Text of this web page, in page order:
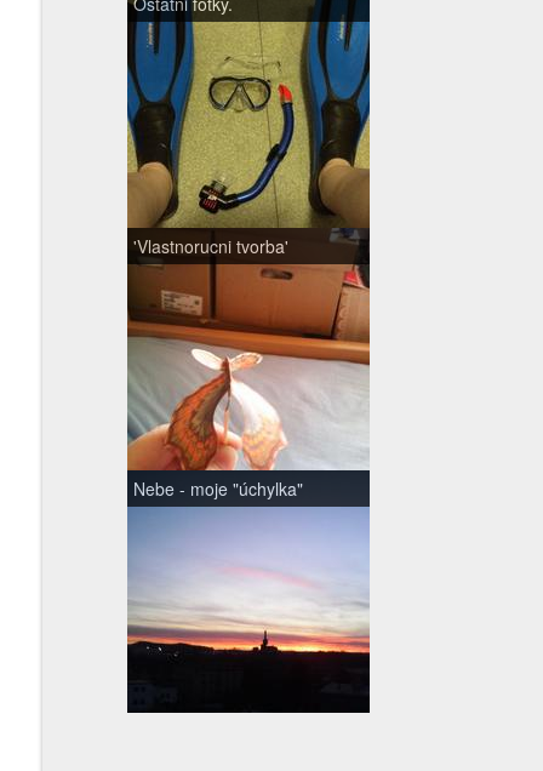
'Vlastnorucni tvorba'
Nebe - moje "úchylka"